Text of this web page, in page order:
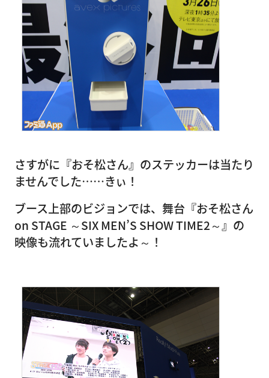
さすがに『おそ松さん』のステッカーは当たり
ませんでした……きぃ！
ブース上部のビジョンでは、舞台『おそ松さん
on STAGE ～SIX MEN’S SHOW TIME2～』の
映像も流れていましたよ～！